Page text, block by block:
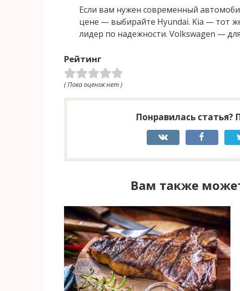
Если вам нужен современный
цене — выбирайте Hyundai. Kia — тот
лидер по надежности. Volkswagen —
Рейтинг
( Пока оценок нет )
Понравилась статья?
Вам также